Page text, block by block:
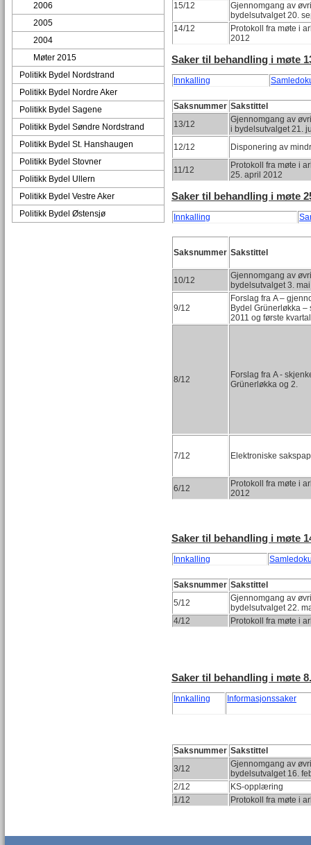
2006
2005
2004
Møter 2015
Politikk Bydel Nordstrand
Politikk Bydel Nordre Aker
Politikk Bydel Sagene
Politikk Bydel Søndre Nordstrand
Politikk Bydel St. Hanshaugen
Politikk Bydel Stovner
Politikk Bydel Ullern
Politikk Bydel Vestre Aker
Politikk Bydel Østensjø
15/12
Gjennomgang av
bydelsutvalget 20.
14/12
Protokoll fra møte i
2012
Saker til behandling i møte
Innkalling
Saksnummer Sakstittel
13/12
Gjennomgang av
i bydelsutvalget 21.
12/12
Disponering av
11/12
Protokoll fra møte i
25. april 2012
Saker til behandling i møte
Innkalling
Saksnummer Sakstittel
10/12
Gjennomgang av
bydelsutvalget 3.
9/12
Forslag fra A –
Bydel Grünerløkka –
2011 og første
8/12
Forslag fra A -
Grünerløkka og 2.
7/12 Elektroniske
6/12
Protokoll fra møte i
2012
Saker til behandling i møte
Innkalling
Saksnummer Sakstittel
5/12
Gjennomgang av
bydelsutvalget 22.
4/12
Protokoll fra møte i
Saker til behandling i møte
Innkalling Informasjonssaker
Saksnummer Sakstittel
3/12
Gjennomgang av
bydelsutvalget 16.
2/12
KS-opplæring
1/12
Protokoll fra møte i